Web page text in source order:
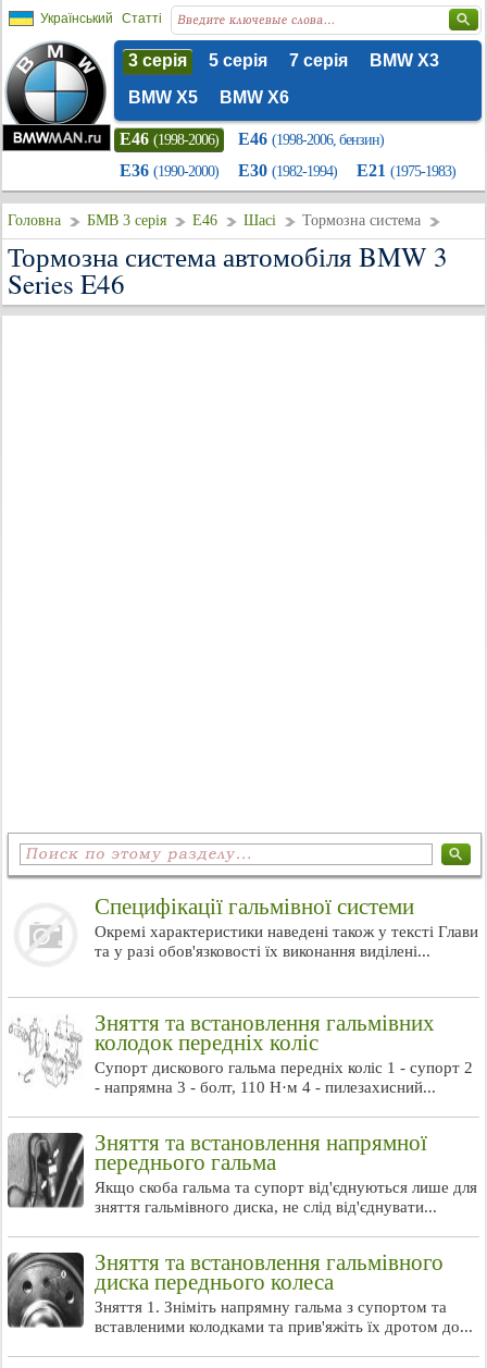
Український Статті
3 серія 5 серія 7 серія
BMW X3
BMW X5
BMW X6
E46 (1998-2006) E46 (1998-2006, бензин)
E36 (1990-2000) E30 (1982-1994) E21 (1975-1983)
Головна БМВ 3 серія E46 Шасі Тормозна система
Тормозна система автомобіля BMW 3
Series E46
Специфікації гальмівної системи
Окремі характеристики наведені також у тексті Глави
та у разі обов'язковості їх виконання виділені...
Зняття та встановлення гальмівних
колодок передніх коліс
Супорт дискового гальма передніх коліс 1 - супорт 2
- напрямна 3 - болт, 110 Н·м 4 - пилезахисний...
Зняття та встановлення напрямної
переднього гальма
Якщо скоба гальма та супорт від'єднуються лише для
зняття гальмівного диска, не слід від'єднувати...
Зняття та встановлення гальмівного
диска переднього колеса
Зняття 1. Зніміть напрямну гальма з супортом та
вставленими колодками та прив'яжіть їх дротом до...